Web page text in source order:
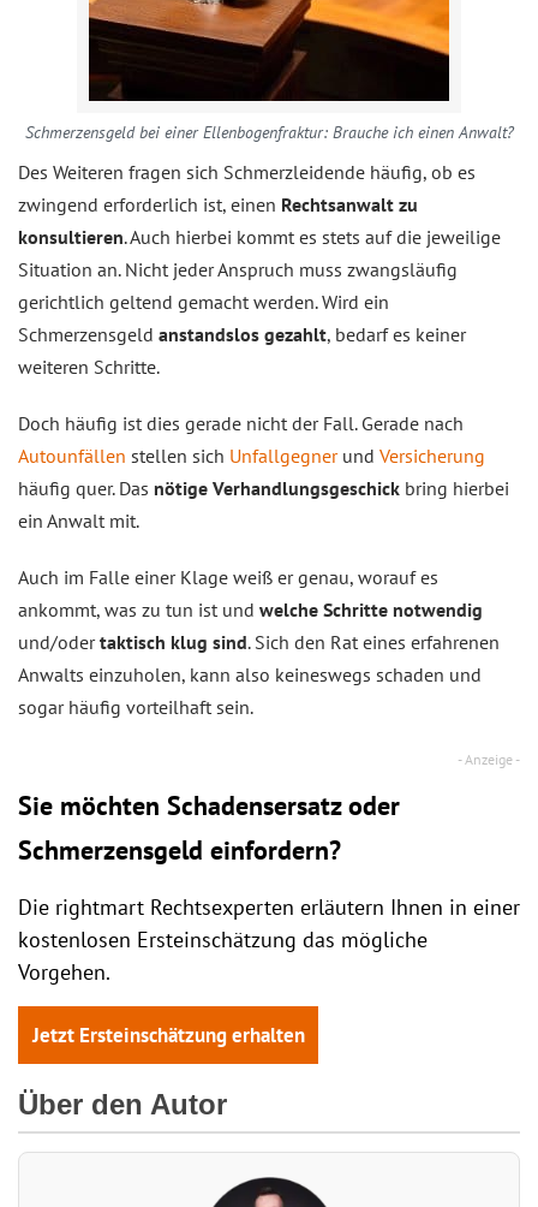
Schmerzensgeld bei einer Ellenbogenfraktur: Brauche ich einen Anwalt?
Des Weiteren fragen sich Schmerzleidende häufig, ob es
zwingend erforderlich ist, einen Rechtsanwalt zu
konsultieren. Auch hierbei kommt es stets auf die jeweilige
Situation an. Nicht jeder Anspruch muss zwangsläufig
gerichtlich geltend gemacht werden. Wird ein
Schmerzensgeld anstandslos gezahlt, bedarf es keiner
weiteren Schritte.
Doch häufig ist dies gerade nicht der Fall. Gerade nach
Autounfällen stellen sich Unfallgegnerund Versicherung
häufig quer. Das nötige Verhandlungsgeschick bring hierbei
ein Anwalt mit.
Auch im Falle einer Klage weiß er genau, worauf es
ankommt, was zu tun ist und welche Schritte notwendig
und/odertaktisch klug sind. Sich den Rat eines erfahrenen
Anwalts einzuholen, kann also keineswegs schaden und
sogar häufig vorteilhaft sein.
Sie möchten Schadensersatz oder
Schmerzensgeld einfordern?
Die rightmart Rechtsexperten erläutern Ihnen in einer
kostenlosen Ersteinschätzung das mögliche
Vorgehen.
Jetzt Ersteinschätzung erhalten
Über den Autor